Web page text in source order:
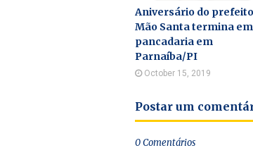
Aniversário do prefeito
Mão Santa termina em
pancadaria em
Parnaíba/PI
October 15, 2019
Postar um
0 Comentários